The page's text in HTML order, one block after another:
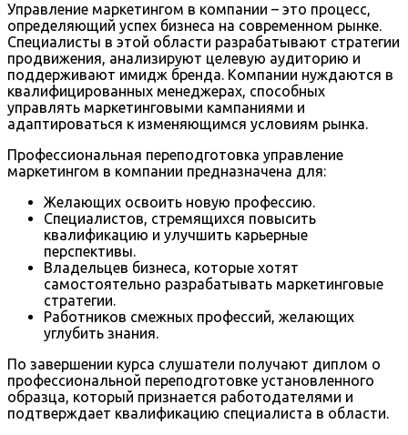
Управление маркетингом в компании – это процесс,
определяющий успех бизнеса на современном рынке.
Специалисты в этой области разрабатывают стратегии
продвижения, анализируют целевую аудиторию и
поддерживают имидж бренда. Компании нуждаются в
квалифицированных менеджерах, способных
управлять маркетинговыми кампаниями и
адаптироваться к изменяющимся условиям рынка.
Профессиональная переподготовка управление
маркетингом в компании предназначена для:
Желающих освоить новую профессию.
Специалистов, стремящихся повысить
квалификацию и улучшить карьерные
перспективы.
Владельцев бизнеса, которые хотят
самостоятельно разрабатывать маркетинговые
стратегии.
Работников смежных профессий, желающих
углубить знания.
По завершении курса слушатели получают диплом о
профессиональной переподготовке установленного
образца, который признается работодателями и
подтверждает квалификацию специалиста в области.